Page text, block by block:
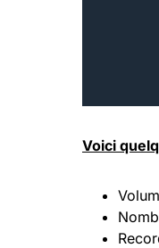
Voici